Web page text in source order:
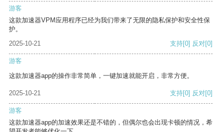
游客
这款加速器VPM应用程序已经为我们带来了无限的隐私保护和安全性保
护。
2025-10-21
支持[0] 反对[0]
游客
这款加速器app的操作非常简单，一键加速就能开启，非常方便。
2025-10-21 支持[0] 反对[0]
游客
这款加速器app的加速效果还是不错的，但偶尔也会出现卡顿的情况，希